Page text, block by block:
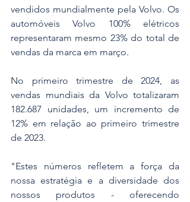
vendidos mundialmente pela Volvo. Os
automóveis Volvo 100% elétricos
representaram mesmo 23% do total de
vendas da marca em março.
No primeiro trimestre de 2024, as
vendas mundiais da Volvo totalizaram
182.687 unidades, um incremento de
12% em relação ao primeiro trimestre
de 2023.
"Estes números refletem a força da
nossa estratégia e a diversidade dos
nossos produtos - oferecendo